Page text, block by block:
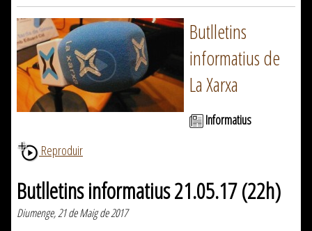
Butlletins
informatius de
La Xarxa
Informatius
Reproduir
Butlletins informatius 21.05.17 (22h)
Diumenge, 21 de Maig de 2017